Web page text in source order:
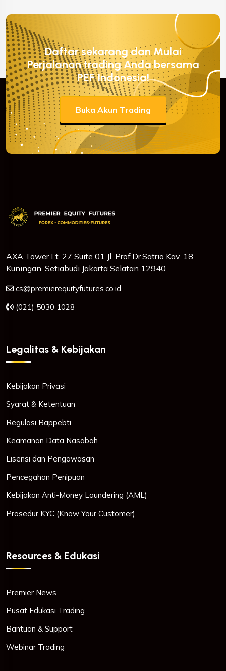
Daftar sekarang dan Mulai
Perjalanan trading Anda bersama
PEF Indonesia!
Buka Akun Trading
AXA Tower Lt. 27 Suite 01 Jl. Prof.Dr.Satrio Kav. 18
Kuningan, Setiabudi Jakarta Selatan 12940
cs@premierequityfutures.co.id
(021) 5030 1028
Legalitas & Kebijakan
Kebijakan Privasi
Syarat & Ketentuan
Regulasi Bappebti
Keamanan Data Nasabah
Lisensi dan Pengawasan
Pencegahan Penipuan
Kebijakan Anti-Money Laundering (AML)
Prosedur KYC (Know Your Customer)
Resources & Edukasi
Premier News
Pusat Edukasi Trading
Bantuan & Support
Webinar Trading